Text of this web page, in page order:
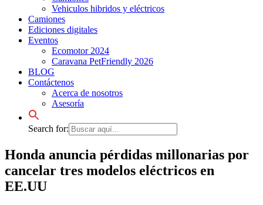
Vehiculos hibridos y eléctricos
Camiones
Ediciones digitales
Eventos
Ecomotor 2024
Caravana PetFriendly 2026
BLOG
Contáctenos
Acerca de nosotros
Asesoría
Search for:
Honda anuncia pérdidas millonarias por
cancelar tres modelos eléctricos en
EE.UU